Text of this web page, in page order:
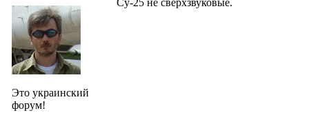
Это украинский
форум!